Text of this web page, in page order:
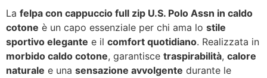
La felpa con cappuccio full zip U.S. Polo Assn in caldo
cotone è un capo essenziale per chi ama lo stile
sportivo elegante e il comfort quotidiano. Realizzata in
morbido caldo cotone, garantisce traspirabilità, calore
naturale e una sensazione avvolgente durante le